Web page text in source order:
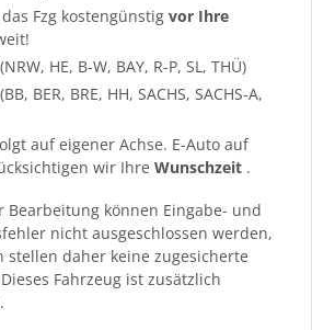
Fzg kostengünstigvor Ihre
(NRW, HE, B-W, BAY, R-P, SL, THÜ)
(BB, BER, BRE, HH, SACHS, SACHS-A,
auf eigener Achse. E-Auto auf
wir Ihre Wunschzeit .
können Eingabe- und
nicht ausgeschlossen werden,
stellen daher keine zugesicherte
Fahrzeug ist zusätzlich